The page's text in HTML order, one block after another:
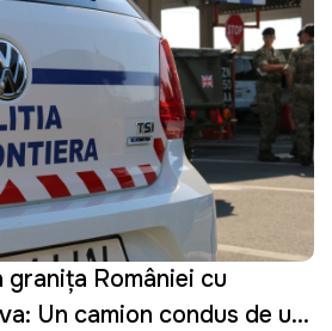
României cu
Un camion condus de un